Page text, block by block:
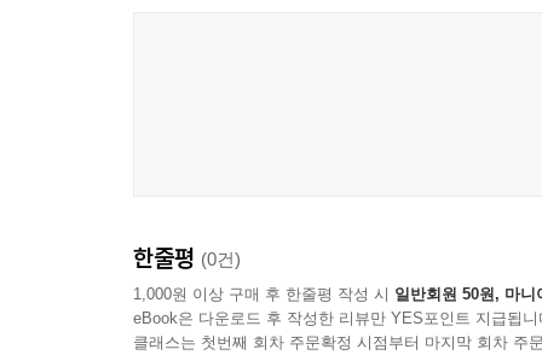
<32장> 돈을 대하는 태도에도 믿음이 필요하다
<34장> 미디어 시대, 마음을 지키는 신앙
<35장> 세상의 속도에 끌려가지 않는 믿음
한줄평 (0건)
1,000원 이상 구매 후 한줄평 작성 시 일반회원 50원, 마니
eBook은 다운로드 후 작성한 리뷰만 YES포인트 지급됩니
클래스는 첫번째 회차 주문확정 시점부터 마지막 회차 주